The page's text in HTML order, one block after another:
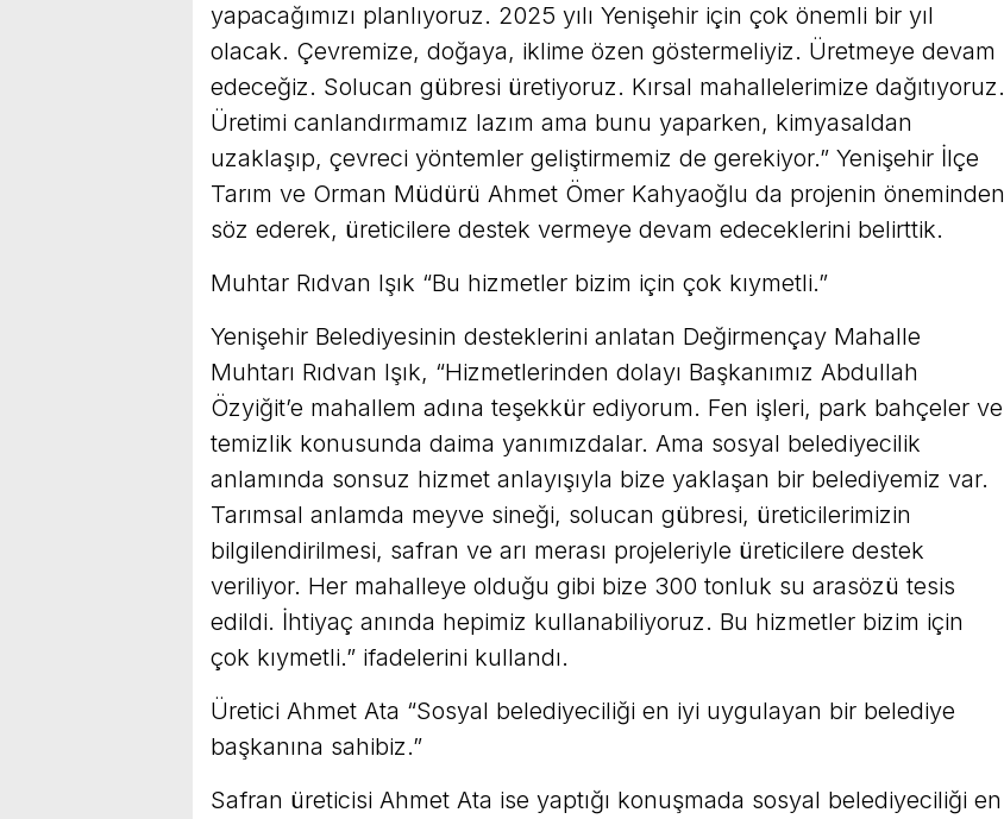
yapacağımızı planlıyoruz. 2025 yılı Yenişehir için çok önemli bir yıl
olacak. Çevremize, doğaya, iklime özen göstermeliyiz. Üretmeye devam
edeceğiz. Solucan gübresi üretiyoruz. Kırsal mahallelerimize dağıtıyoruz.
Üretimi canlandırmamız lazım ama bunu yaparken, kimyasaldan
uzaklaşıp, çevreci yöntemler geliştirmemiz de gerekiyor.” Yenişehir İlçe
Tarım ve Orman Müdürü Ahmet Ömer Kahyaoğlu da projenin öneminden
söz ederek, üreticilere destek vermeye devam edeceklerini belirttik.
Muhtar Rıdvan Işık “Bu hizmetler bizim için çok kıymetli.”
Yenişehir Belediyesinin desteklerini anlatan Değirmençay Mahalle
Muhtarı Rıdvan Işık, “Hizmetlerinden dolayı Başkanımız Abdullah
Özyiğit’e mahallem adına teşekkür ediyorum. Fen işleri, park bahçeler ve
temizlik konusunda daima yanımızdalar. Ama sosyal belediyecilik
anlamında sonsuz hizmet anlayışıyla bize yaklaşan bir belediyemiz var.
Tarımsal anlamda meyve sineği, solucan gübresi, üreticilerimizin
bilgilendirilmesi, safran ve arı merası projeleriyle üreticilere destek
veriliyor. Her mahalleye olduğu gibi bize 300 tonluk su arasözü tesis
edildi. İhtiyaç anında hepimiz kullanabiliyoruz. Bu hizmetler bizim için
çok kıymetli.” ifadelerini kullandı.
Üretici Ahmet Ata “Sosyal belediyeciliği en iyi uygulayan bir belediye
başkanına sahibiz.”
Safran üreticisi Ahmet Ata ise yaptığı konuşmada sosyal belediyeciliği en